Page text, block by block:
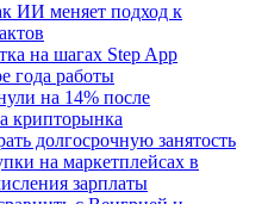
ИИ меняет подход к
на шагах Step App
года работы
на 14% после
крипторынка
долгосрочную занятость
на маркетплейсах в
зарплаты